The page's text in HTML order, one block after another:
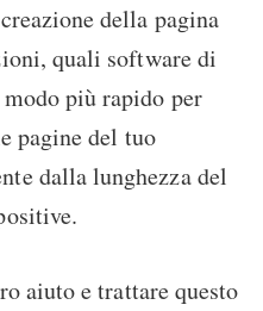
della pagina
quali software di
più rapido per
pagine del tuo
dalla lunghezza del
aiuto e trattare questo